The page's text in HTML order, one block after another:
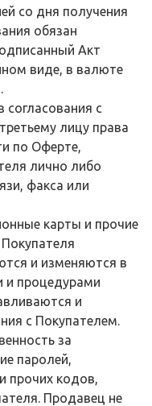
со дня получения
обязан
Акт
виде, в валюте
согласования с
лицу права
по Оферте,
лично либо
факса или
карты и прочие
и изменяются в
и процедурами
и
с Покупателем.
за
паролей,
прочих кодов,
Продавец не